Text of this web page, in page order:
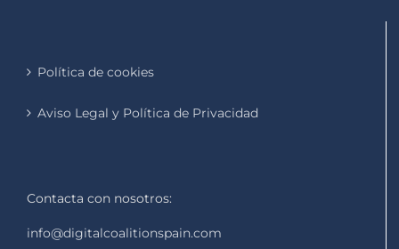
Política de cookies
Aviso Legal y Política de Privacidad
Contacta con nosotros:
info@digitalcoalitionspain.com